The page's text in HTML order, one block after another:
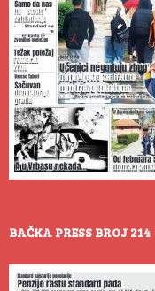
BAČKA PRESS BROJ 214